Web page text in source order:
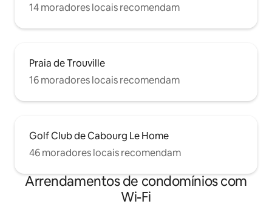
14 moradores locais recomendam
Praia de Trouville
16 moradores locais recomendam
Golf Club de Cabourg Le Home
46 moradores locais recomendam
Arrendamentos de condomínios com
Wi-Fi